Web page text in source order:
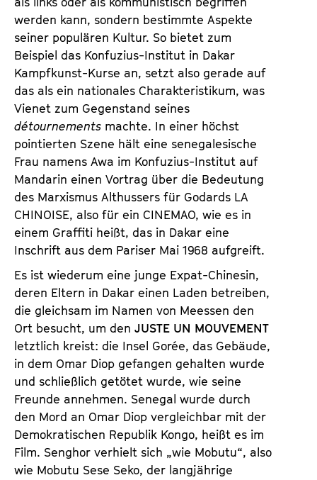
werden kann, sondern bestimmte Aspekte
seiner populären Kultur. So bietet zum
Beispiel das Konfuzius-Institut in Dakar
Kampfkunst-Kurse an, setzt also gerade auf
das als ein nationales Charakteristikum, was
Vienet zum Gegenstand seines
détournements machte. In einer höchst
pointierten Szene hält eine senegalesische
Frau namens Awa im Konfuzius-Institut auf
Mandarin einen Vortrag über die Bedeutung
des Marxismus Althussers für Godards LA
CHINOISE, also für ein CINEMAO, wie es in
einem Graffiti heißt, das in Dakar eine
Inschrift aus dem Pariser Mai 1968 aufgreift.
Es ist wiederum eine junge Expat-Chinesin,
deren Eltern in Dakar einen Laden betreiben,
die gleichsam im Namen von Meessen den
Ort besucht, um den JUSTE UN MOUVEMENT
letztlich kreist: die Insel Gorée, das Gebäude,
in dem Omar Diop gefangen gehalten wurde
und schließlich getötet wurde, wie seine
Freunde annehmen. Senegal wurde durch
den Mord an Omar Diop vergleichbar mit der
Demokratischen Republik Kongo, heißt es im
Film. Senghor verhielt sich „wie Mobutu“, also
wie Mobutu Sese Seko, der langjährige